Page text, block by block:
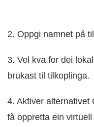
2. Oppgi namnet på
3. Vel kva for dei
brukast til tilkoplinga.
4. Aktiver alternativet
få oppretta ein